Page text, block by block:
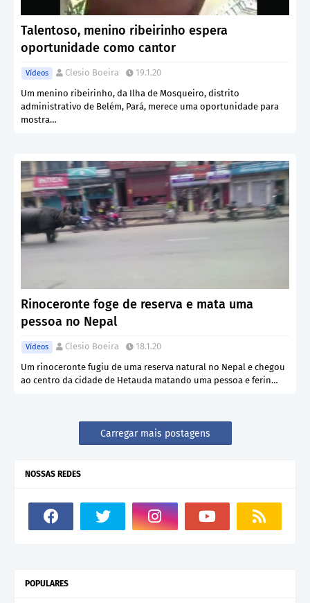
Talentoso, menino ribeirinho espera
oportunidade como cantor
Vídeos Clesio Boeira
19.1.20
Um menino ribeirinho, da Ilha de Mosqueiro, distrito
administrativo de Belém, Pará, merece uma oportunidade para
mostra…
Rinoceronte foge de reserva e mata uma
pessoa no Nepal
Vídeos Clesio Boeira
18.1.20
Um rinoceronte fugiu de uma reserva natural no Nepal e chegou
ao centro da cidade de Hetauda matando uma pessoa e ferin…
Carregar mais postagens
NOSSAS REDES
POPULARES